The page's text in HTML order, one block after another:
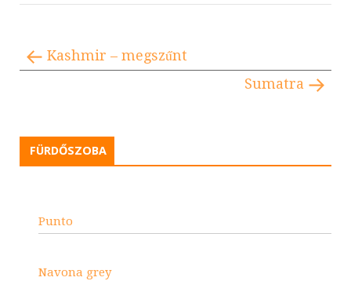
Kashmir – megszűnt
Sumatra
FÜRDŐSZOBA
Punto
Navona grey